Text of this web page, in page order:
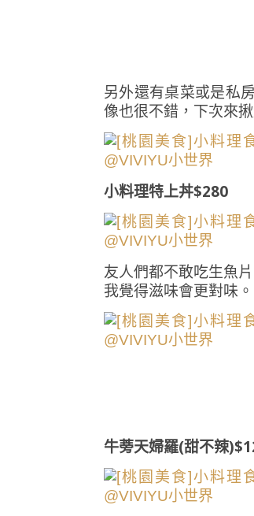
另外還有桌菜或是私
像也很不錯，下次來
小料理特上丼$280
友人們都不敢吃生魚
我覺得滋味會更對味。
牛蒡天婦羅(甜不辣